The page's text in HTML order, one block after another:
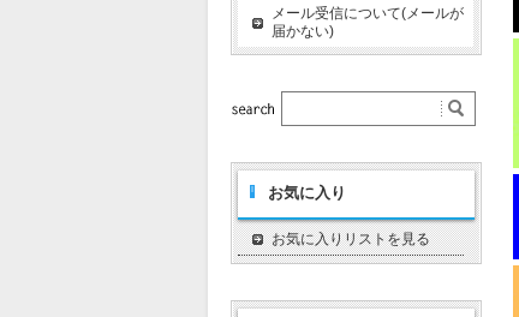
メール受信について(メールが
届かない)
お気に入り
お気に入りリストを見る